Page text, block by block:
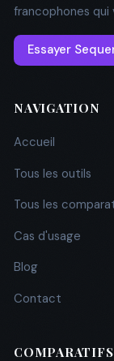
francophones
Essayer
NAVIGATION
Accueil
Tous les outils
Tous les
Cas d'usage
Blog
Contact